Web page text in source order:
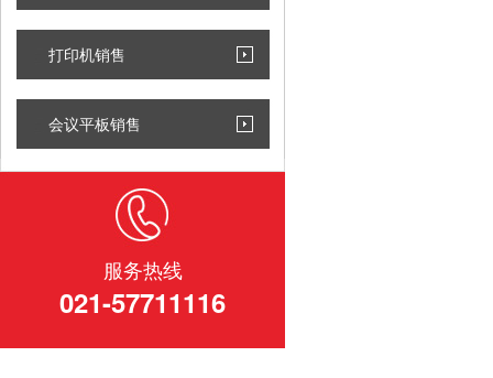
打印机销售
会议平板销售
服务热线
021-57711116